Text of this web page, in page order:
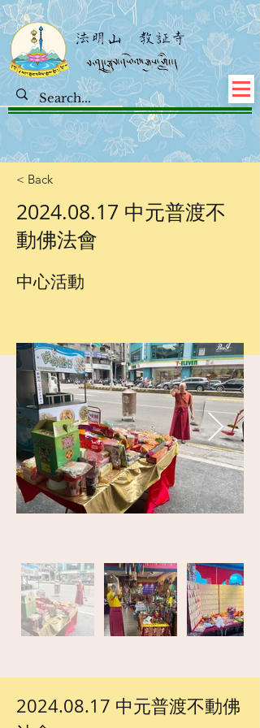
< Back
2024.08.17 中元普渡不
動佛法會
中心活動
2024.08.17 中元普渡不動佛